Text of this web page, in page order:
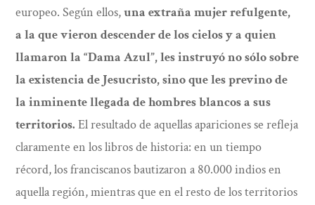
europeo. Según ellos,una extraña mujer refulgente,
a la que vieron descender de los cielos y a quien
llamaron la “Dama Azul”, les instruyó no sólo sobre
la existencia de Jesucristo, sino que les previno de
la inminente llegada de hombres blancos a sus
territorios. El resultado de aquellas apariciones se refleja
claramente en los libros de historia: en un tiempo
récord, los franciscanos bautizaron a 80.000 indios en
aquella región, mientras que en el resto de los territorios